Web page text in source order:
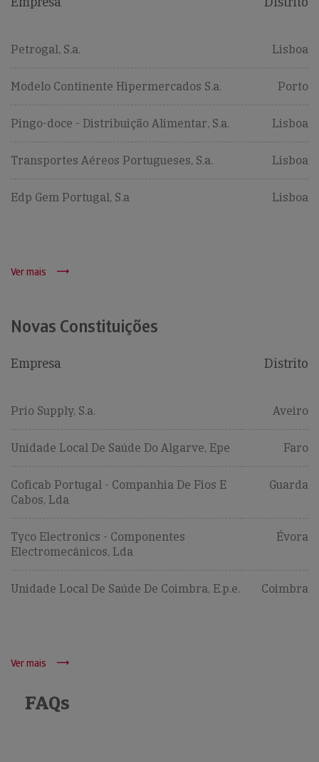
Petrogal, S.a. Lisboa
Modelo Continente Hipermercados S.a. Porto
Pingo-doce - Distribuição Alimentar, S.a. Lisboa
Transportes Aéreos Portugueses, S.a. Lisboa
Edp Gem Portugal, S.a Lisboa
Ver mais
Novas Constituições
Empresa Distrito
Prio Supply, S.a. Aveiro
Unidade Local De Saúde Do Algarve, Epe Faro
Coficab Portugal - Companhia De Fios E
Cabos, Lda
Guarda
Tyco Electronics - Componentes
Electromecânicos, Lda
Évora
Unidade Local De Saúde De Coimbra, E.p.e. Coimbra
Ver mais
FAQs